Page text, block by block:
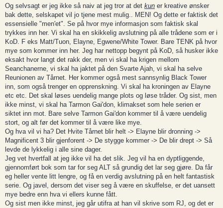
Og selvsagt er jeg ikke så naiv at jeg tror at det kun er kreative ønsker
bak dette, selskapet vil jo tjene mest mulig.. MEN! Og dette er faktisk det
essensielle "men'et". Se på hvor mye informasjon som faktisk skal
trykkes inn her. Vi skal ha en skikkelig avslutning på alle trådene som er i
KoD. F eks Matt/Tuon, Elayne, Egwene/White Tower. Bare TENK på hvor
mye som kommer inn her. Jeg har nettopp begynt på KoD, så husker ikke
eksakt hvor langt det rakk der, men vi skal ha krigen mellom
Seanchanerne, vi skal ha jaktet på den Svarte Ajah, vi skal ha selve
Reunionen av Tårnet. Her kommer også mest sannsynlig Black Tower
inn, som også trenger en opprenskning. Vi skal ha kroningen av Elayne
etc etc. Det skal løses uendelig mange plots og løse tråder. Og sist, men
ikke minst, vi skal ha Tarmon Gai'don, klimakset som hele serien er
siktet inn mot. Bare selve Tarmon Gai'don kommer til å være uendelig
stort, og alt før det kommer til å være like mye.
Og hva vil vi ha? Det Hvite Tårnet blir helt -> Elayne blir dronning ->
Magnificent 3 blir gjenforent -> De stygge kommer -> De blir drept -> Så
levde de lykkelig i alle sine dager.
Jeg vet hvertfall at jeg ikke vil ha det slik. Jeg vil ha en dyptliggende,
gjennomført bok som tar for seg ALT så grundig det lar seg gjøre. Da får
eg heller vente litt lengre, og få en verdig avslutning på en helt fantastisk
serie. Og javel, dersom det viser seg å være en skuffelse, er det uansett
mye bedre enn hva vi ellers kunne fått.
Og sist men ikke minst, jeg går utifra at han vil skrive som RJ, og det er